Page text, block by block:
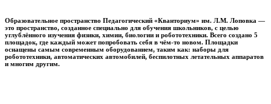
Образовательное пространство Педагогический «Кванториум» им. Л.М. Лоповка —
это пространство, созданное специально для обучения школьников, с целью
углублённого изучения физики, химии, биологии и робототехники. Всего создано 5
площадок, где каждый может попробовать себя в чём-то новом. Площадки
оснащены самым современным оборудованием, таким как: наборы для
робототехники, автоматических автомобилей, беспилотных летательных аппаратов
и многим другим.